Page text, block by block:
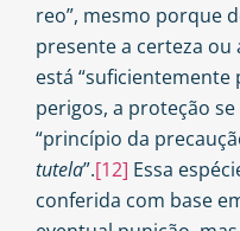
reo”, mesmo porque
presente a certeza ou
está
perigos, a proteção
“princípio da
tutela”.[12] Essa
conferida com base